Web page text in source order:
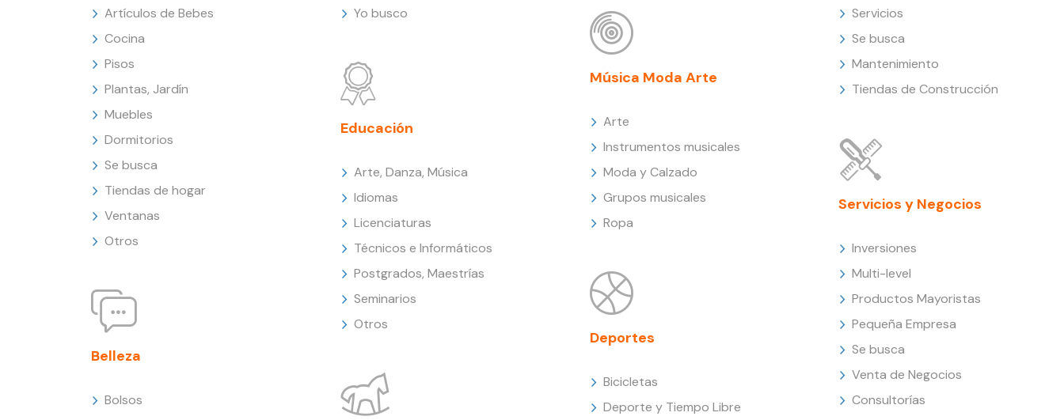
Artículos de Bebes
Cocina
Pisos
Plantas, Jardín
Muebles
Dormitorios
Se busca
Tiendas de hogar
Ventanas
Otros
Belleza
Bolsos
Yo busco
Educación
Arte, Danza, Música
Idiomas
Licenciaturas
Técnicos e Informáticos
Postgrados, Maestrías
Seminarios
Otros
Música Moda Arte
Arte
Instrumentos musicales
Moda y Calzado
Grupos musicales
Ropa
Deportes
Bicicletas
Deporte y Tiempo Libre
Servicios
Se busca
Mantenimiento
Tiendas de Construcción
Servicios y Negocios
Inversiones
Multi-level
Productos Mayoristas
Pequeña Empresa
Se busca
Venta de Negocios
Consultorías